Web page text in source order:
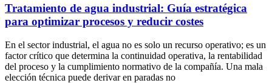
Tratamiento de agua industrial: Guía estratégica
para optimizar procesos y reducir costes
En el sector industrial, el agua no es solo un recurso operativo; es un
factor crítico que determina la continuidad operativa, la rentabilidad
del proceso y la cumplimiento normativo de la compañía. Una mala
elección técnica puede derivar en paradas no